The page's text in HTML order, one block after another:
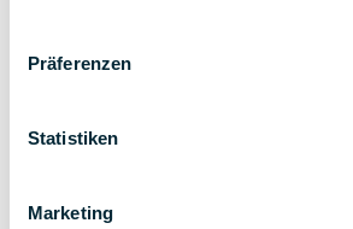
Präferenzen
Statistiken
Marketing